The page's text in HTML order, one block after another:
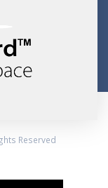
Reserved